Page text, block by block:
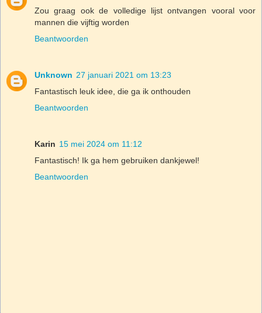
Zou graag ook de volledige lijst ontvangen vooral voor
mannen die vijftig worden
Beantwoorden
Unknown 27 januari 2021 om 13:23
Fantastisch leuk idee, die ga ik onthouden
Beantwoorden
Karin 15 mei 2024 om 11:12
Fantastisch! Ik ga hem gebruiken dankjewel!
Beantwoorden